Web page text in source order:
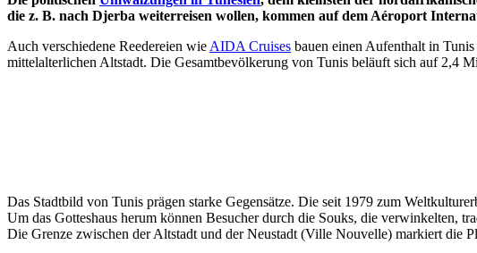
die z. B. nach Djerba weiterreisen wollen, kommen auf dem Aéroport
Auch verschiedene Reedereien wie AIDA Cruises bauen einen Aufenthalt in
mittelalterlichen Altstadt. Die Gesamtbevölkerung von Tunis beläuft sich auf 2,4
Das Stadtbild von Tunis prägen starke Gegensätze. Die seit 1979 zum
Um das Gotteshaus herum können Besucher durch die Souks, die verwinkelten,
Die Grenze zwischen der Altstadt und der Neustadt (Ville Nouvelle) markiert die